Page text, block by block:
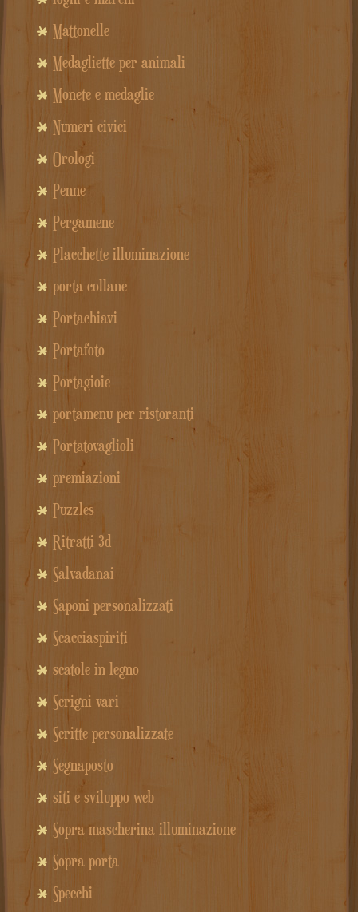
Mattonelle
Medagliette per animali
Monete e medaglie
Numeri civici
Orologi
Penne
Pergamene
Placchette illuminazione
porta collane
Portachiavi
Portafoto
Portagioie
portamenu per ristoranti
Portatovaglioli
premiazioni
Puzzles
Ritratti 3d
Salvadanai
Saponi personalizzati
Scacciaspiriti
scatole in legno
Scrigni vari
Scritte personalizzate
Segnaposto
siti e sviluppo web
Sopra mascherina illuminazione
Sopra porta
Specchi